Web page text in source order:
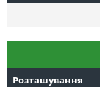
Розташування